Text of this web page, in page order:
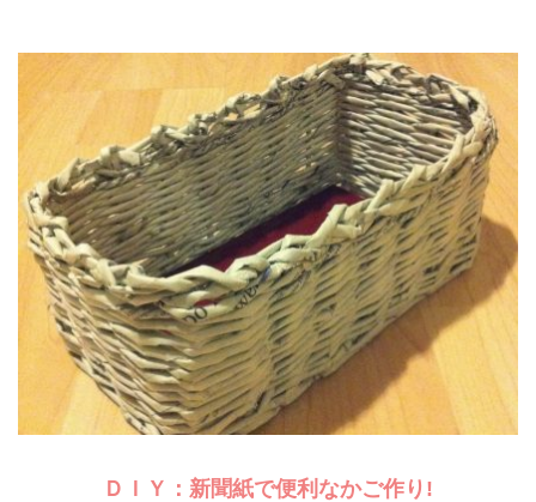
ＤＩＹ：新聞紙で便利なかご作り!